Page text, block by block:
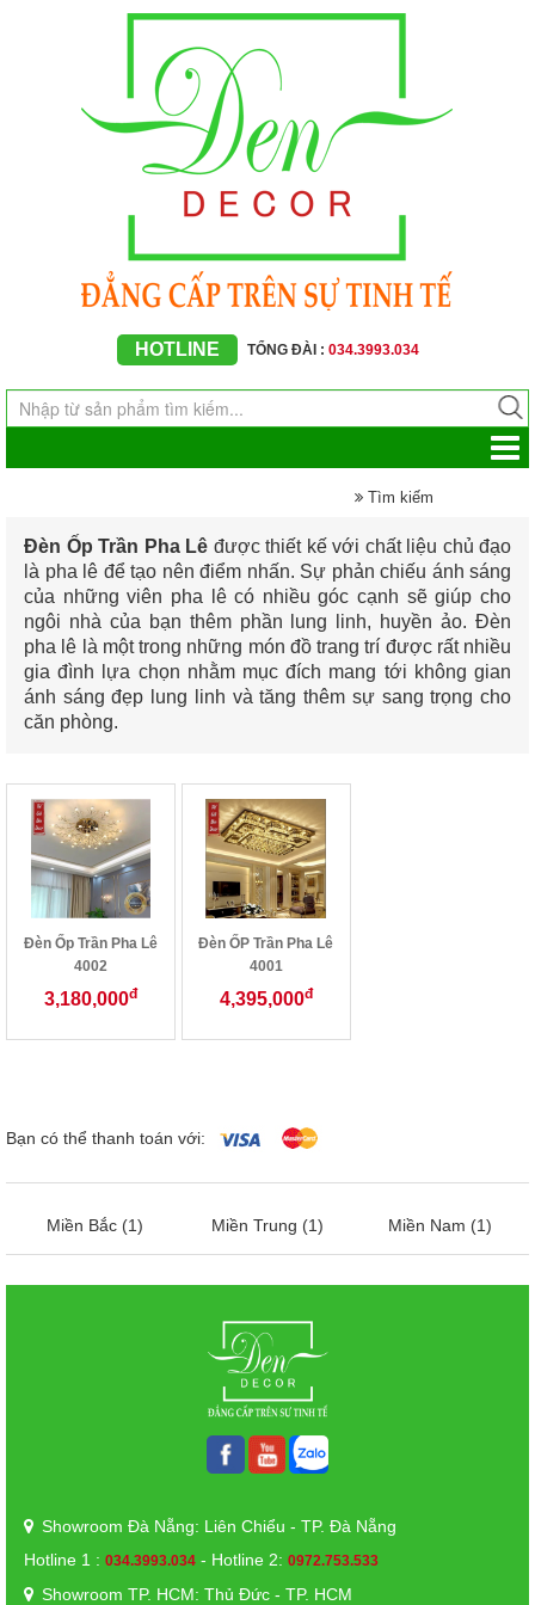
HOTLINE TỔNG ĐÀI : 034.3993.034
Tìm kiếm
Đèn Ốp Trần Pha Lê được thiết kế với chất liệu chủ đạo
là pha lê để tạo nên điểm nhấn. Sự phản chiếu ánh sáng
của những viên pha lê có nhiều góc cạnh sẽ giúp cho
ngôi nhà của bạn thêm phần lung linh, huyền ảo. Đèn
pha lê là một trong những món đồ trang trí được rất nhiều
gia đình lựa chọn nhằm mục đích mang tới không gian
ánh sáng đẹp lung linh và tăng thêm sự sang trọng cho
căn phòng.
Đèn Ốp Trần Pha Lê
4002
3,180,000đ
Đèn ỐP Trần Pha Lê
4001
4,395,000đ
Bạn có thể thanh toán với:
Miền Bắc (1) Miền Trung (1) Miền Nam (1)
Showroom Đà Nẵng: Liên Chiểu - TP. Đà Nẵng
Hotline 1 : 034.3993.034 - Hotline 2: 0972.753.533
Showroom TP. HCM: Thủ Đức - TP. HCM